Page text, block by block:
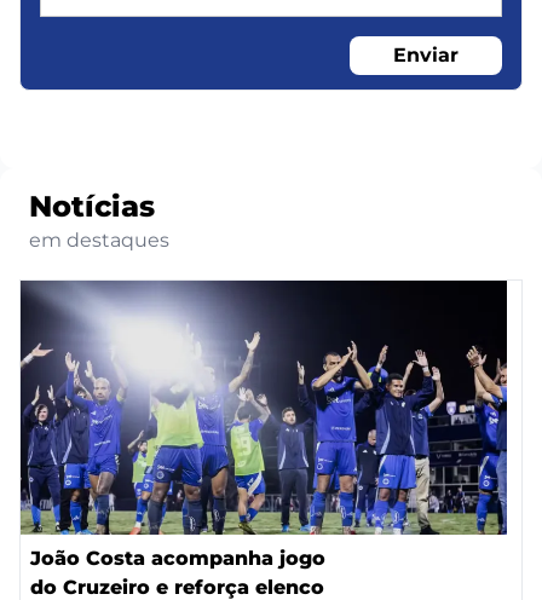
Enviar
Notícias
em destaques
João Costa acompanha jogo
do Cruzeiro e reforça elenco